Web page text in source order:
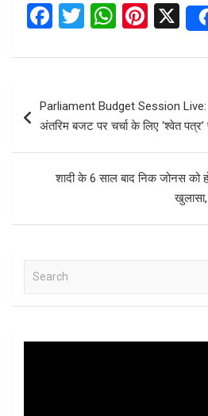
F
ce
o
k
T
tt
W
at
A
p
Pi
er
t
X
navigation
Parliament Budget Session
अंतरिम बजट पर चर्चा के लिए ‘श्वेत
शादी के 6 साल बाद निक जोनस को
a